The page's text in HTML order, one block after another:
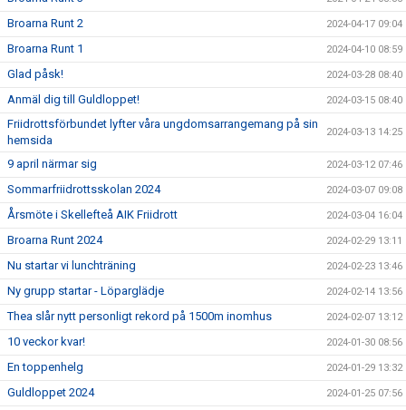
Broarna Runt 2 2024-04-17 09:04
Broarna Runt 1 2024-04-10 08:59
Glad påsk! 2024-03-28 08:40
Anmäl dig till Guldloppet! 2024-03-15 08:40
Friidrottsförbundet lyfter våra ungdomsarrangemang på sin
hemsida
2024-03-13 14:25
9 april närmar sig 2024-03-12 07:46
Sommarfriidrottsskolan 2024 2024-03-07 09:08
Årsmöte i Skellefteå AIK Friidrott 2024-03-04 16:04
Broarna Runt 2024 2024-02-29 13:11
Nu startar vi lunchträning 2024-02-23 13:46
Ny grupp startar - Löparglädje 2024-02-14 13:56
Thea slår nytt personligt rekord på 1500m inomhus 2024-02-07 13:12
10 veckor kvar! 2024-01-30 08:56
En toppenhelg 2024-01-29 13:32
Guldloppet 2024 2024-01-25 07:56